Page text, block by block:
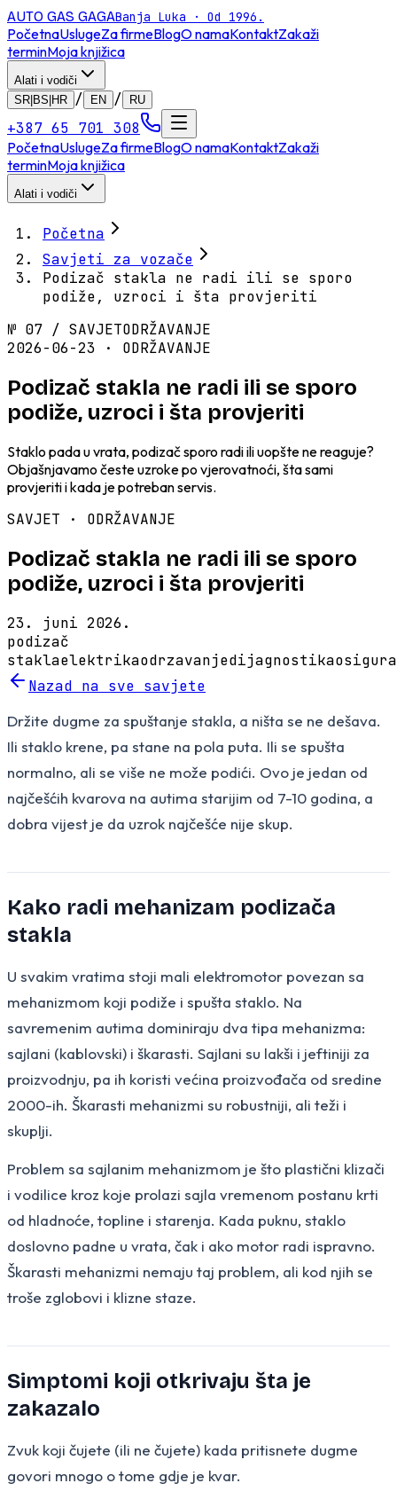
AUTO GAS GAGABanja Luka · Od 1996.
PočetnaUslugeZa firmeBlogO namaKontaktZakaži
terminMoja knjižica
Alati i vodiči
SR|BS|HR
/ EN / RU
+387 65 701 308
PočetnaUslugeZa firmeBlogO namaKontaktZakaži
terminMoja knjižica
Alati i vodiči
Početna
Savjeti za vozače
Podizač stakla ne radi ili se sporo
podiže, uzroci i šta provjeriti
№ 07 / SAVJETODRŽAVANJE
2026-06-23 · ODRŽAVANJE
Podizač stakla ne radi ili se sporo
podiže, uzroci i šta provjeriti
Staklo pada u vrata, podizač sporo radi ili uopšte ne reaguje?
Objašnjavamo česte uzroke po vjerovatnoći, šta sami
provjeriti i kada je potreban servis.
SAVJET · ODRŽAVANJE
Podizač stakla ne radi ili se sporo
podiže, uzroci i šta provjeriti
23. juni 2026.
podizač
staklaelektrikaodrzavanjedijagnostika
Nazad na sve savjete
Držite dugme za spuštanje stakla, a ništa se ne dešava.
Ili staklo krene, pa stane na pola puta. Ili se spušta
normalno, ali se više ne može podići. Ovo je jedan od
najčešćih kvarova na autima starijim od 7-10 godina, a
dobra vijest je da uzrok najčešće nije skup.
Kako radi mehanizam podizača
stakla
U svakim vratima stoji mali elektromotor povezan sa
mehanizmom koji podiže i spušta staklo. Na
savremenim autima dominiraju dva tipa mehanizma:
sajlani (kablovski) i škarasti. Sajlani su lakši i jeftiniji za
proizvodnju, pa ih koristi većina proizvođača od sredine
2000-ih. Škarasti mehanizmi su robustniji, ali teži i
skuplji.
Problem sa sajlanim mehanizmom je što plastični klizači
i vodilice kroz koje prolazi sajla vremenom postanu krti
od hladnoće, topline i starenja. Kada puknu, staklo
doslovno padne u vrata, čak i ako motor radi ispravno.
Škarasti mehanizmi nemaju taj problem, ali kod njih se
troše zglobovi i klizne staze.
Simptomi koji otkrivaju šta je
zakazalo
Zvuk koji čujete (ili ne čujete) kada pritisnete dugme
govori mnogo o tome gdje je kvar.